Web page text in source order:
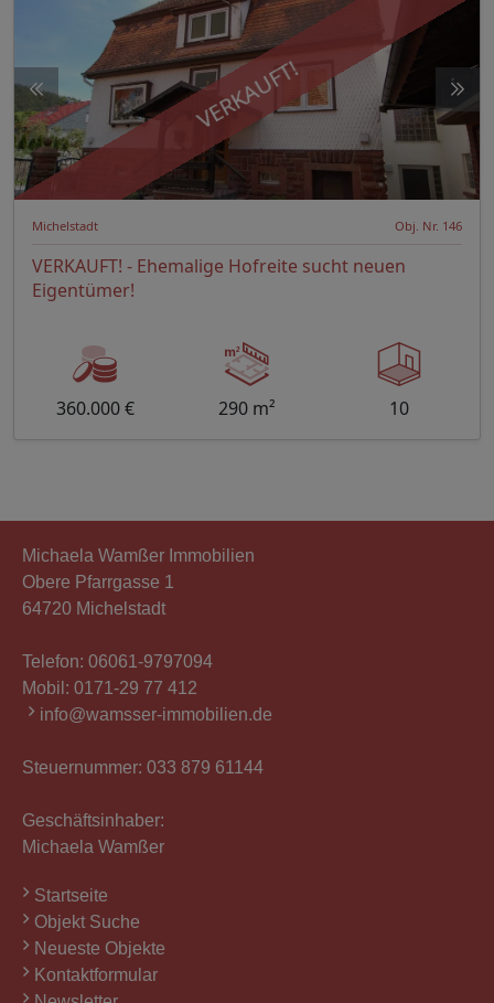
VERKAUFT!
Michelstadt Obj. Nr. 146
VERKAUFT! - Ehemalige Hofreite sucht neuen
Eigentümer!
360.000 € 290 m² 10
Michaela Wamßer Immobilien
Obere Pfarrgasse 1
64720 Michelstadt
Telefon: 06061-9797094
Mobil: 0171-29 77 412
info@wamsser-immobilien.de
Steuernummer: 033 879 61144
Geschäftsinhaber:
Michaela Wamßer
Startseite
Objekt Suche
Neueste Objekte
Kontaktformular